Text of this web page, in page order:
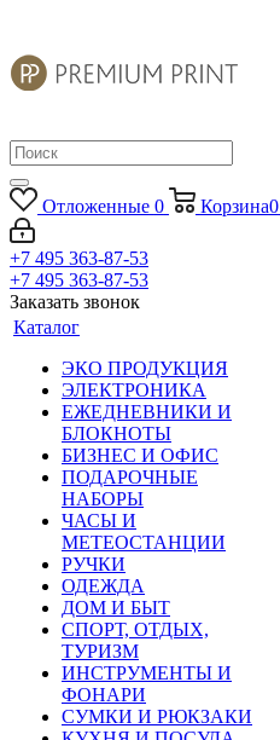
Отложенные 0 Корзина0
+7 495 363-87-53
+7 495 363-87-53
Заказать звонок
Каталог
ЭКО ПРОДУКЦИЯ
ЭЛЕКТРОНИКА
ЕЖЕДНЕВНИКИ И
БЛОКНОТЫ
БИЗНЕС И ОФИС
ПОДАРОЧНЫЕ
НАБОРЫ
ЧАСЫ И
МЕТЕОСТАНЦИИ
РУЧКИ
ОДЕЖДА
ДОМ И БЫТ
СПОРТ, ОТДЫХ,
ТУРИЗМ
ИНСТРУМЕНТЫ И
ФОНАРИ
СУМКИ И РЮКЗАКИ